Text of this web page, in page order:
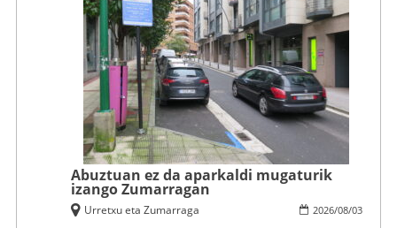
Abuztuan ez da aparkaldi mugaturik
izango Zumarragan
2026/08/03
Urretxu eta Zumarraga